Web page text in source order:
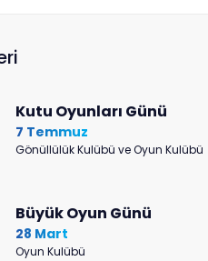
Kutu Oyunları Günü
7 Temmuz
Gönüllülük Kulübü ve Oyun Kulübü
Büyük Oyun Günü
28 Mart
Oyun Kulübü